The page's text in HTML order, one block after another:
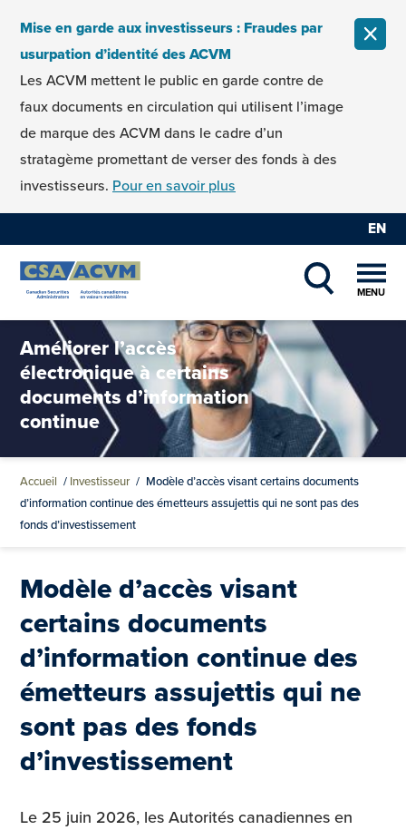
Mise en garde aux investisseurs : Fraudes par
usurpation d’identité des ACVM
Les ACVM mettent le public en garde contre de
faux documents en circulation qui utilisent l’image
de marque des ACVM dans le cadre d’un
stratagème promettant de verser des fonds à des
investisseurs. Pour en savoir plus
EN
SHOW
MENU
Améliorer l’accès
électronique à certains
documents d’information
continue
Accueil / Investisseur / Modèle d’accès visant certains documents
d’information continue des émetteurs assujettis qui ne sont pas des
fonds d’investissement
Modèle d’accès visant
certains documents
d’information continue des
émetteurs assujettis qui ne
sont pas des fonds
d’investissement
Le 25 juin 2026, les Autorités canadiennes en